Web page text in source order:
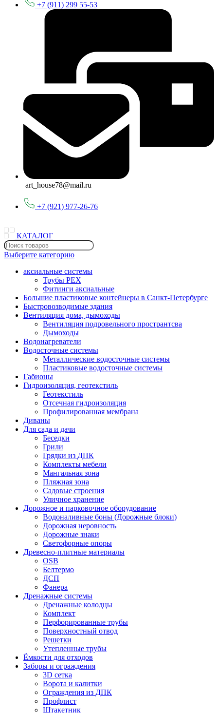
+7 (911) 299 55-53
art_house78@mail.ru
+7 (921) 977-26-76
КАТАЛОГ
Выберите категорию
аксиальные системы
Трубы PEX
Фитинги аксиальные
Большие пластиковые контейнеры в Санкт-Петербурге
Быстровозводимые здания
Вентиляция дома, дымоходы
Вентиляция подровельного пространтсва
Дымоходы
Водонагреватели
Водосточные системы
Металлические водосточные системы
Пластиковые водосточные системы
Габионы
Гидроизоляция, геотекстиль
Геотекстиль
Отсечная гидроизоляция
Профилированная мембрана
Диваны
Для сада и дачи
Беседки
Грили
Грядки из ДПК
Комплекты мебели
Мангальная зона
Пляжная зона
Садовые строения
Уличное хранение
Дорожное и парковочное оборудование
Водоналивные боны (Дорожные блоки)
Дорожная неровность
Дорожные знаки
Светофорные опоры
Древесно-плитные материалы
OSB
Белтермо
ДСП
Фанера
Дренажные системы
Дренажные колодцы
Комплект
Перфорированные трубы
Поверхностный отвод
Решетки
Утепленные трубы
Ёмкости для отходов
Заборы и ограждения
3D сетка
Ворота и калитки
Ограждения из ДПК
Профлист
Штакетник